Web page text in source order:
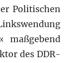
Politischen
maßgebend
des DDR-